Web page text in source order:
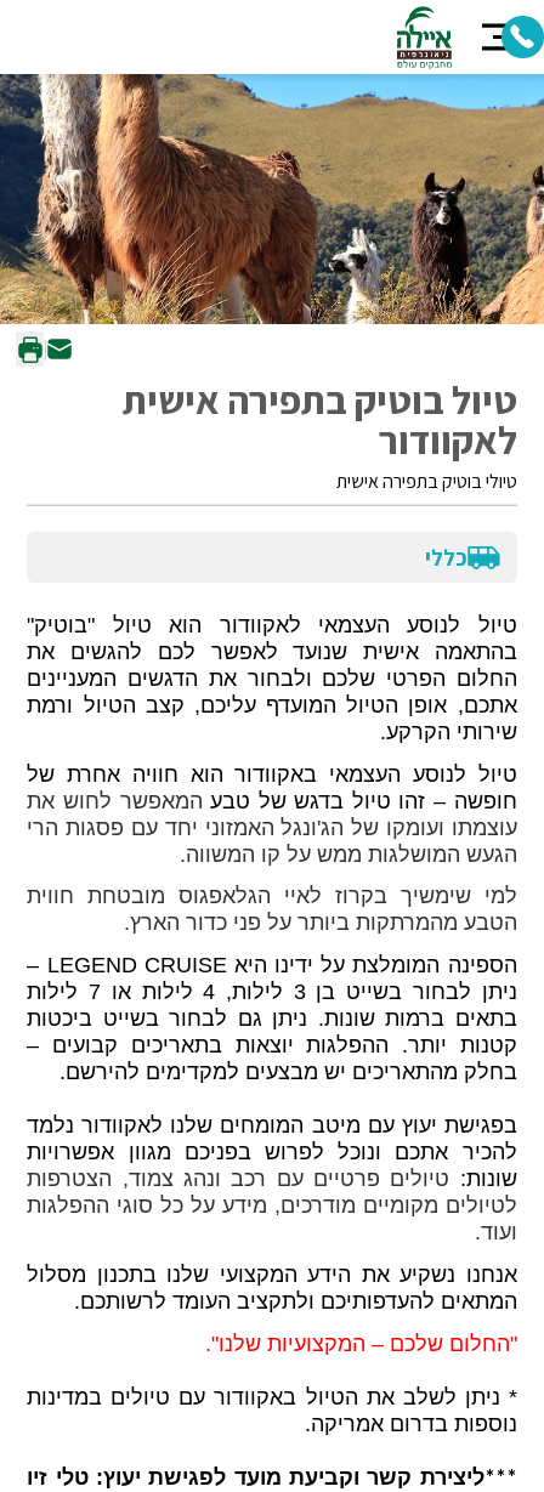
טיול בוטיק בתפירה אישית
לאקוודור
טיולי בוטיק בתפירה אישית
כללי
טיול לנוסע העצמאי לאקוודור הוא טיול "בוטיק"
בהתאמה אישית שנועד לאפשר לכם להגשים את
החלום הפרטי שלכם ולבחור את הדגשים המעניינים
אתכם, אופן הטיול המועדף עליכם, קצב הטיול ורמת
שירותי הקרקע.
טיול לנוסע העצמאי באקוודור הוא חוויה אחרת של
חופשה – זהו טיול בדגש של טבע המאפשר לחוש את
עוצמתו ועומקו של הג'ונגל האמזוני יחד עם פסגות הרי
הגעש המושלגות ממש על קו המשווה.
למי שימשיך בקרוז לאיי הגלאפגוס מובטחת חווית
הטבע מהמרתקות ביותר על פני כדור הארץ.
הספינה המומלצת על ידינו היאLEGEND CRUISE
–
ניתן לבחור בשייט בן 3 לילות, 4 לילות או 7 לילות
בתאים ברמות שונות. ניתן גם לבחור בשייט ביכטות
קטנות יותר. ההפלגות יוצאות בתאריכים קבועים –
בחלק מהתאריכים יש מבצעים למקדימים להירשם.
בפגישת יעוץ עם מיטב המומחים שלנו לאקוודור נלמד
להכיר אתכם ונוכל לפרוש בפניכם מגוון אפשרויות
שונות: טיולים פרטיים עם רכב ונהג צמוד, הצטרפות
לטיולים מקומיים מודרכים, מידע על כל סוגי ההפלגות
ועוד.
אנחנו נשקיע את הידע המקצועי שלנו בתכנון מסלול
המתאים להעדפותיכם ולתקציב העומד לרשותכם.
"החלום שלכם – המקצועיות שלנו".
* ניתן לשלב את הטיול באקוודור עם טיולים במדינות
נוספות בדרום אמריקה.
***ליצירת קשר וקביעת מועד לפגישת יעוץ: טלי זיו